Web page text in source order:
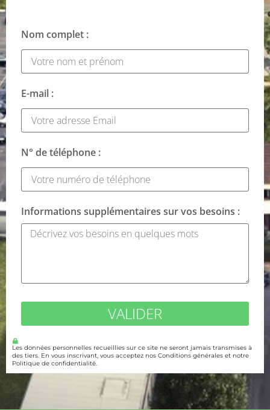
Nom complet :
E-mail :
N° de téléphone :
Informations supplémentaires sur vos besoins :
VALIDER
Les données personnelles recueillies sur ce site ne seront jamais transmises à
des tiers. En vous inscrivant, vous acceptez nos Conditions générales et notre
Politique de confidentialité.